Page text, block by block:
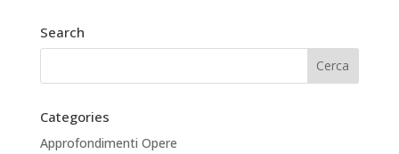
Search
Categories
Approfondimenti Opere